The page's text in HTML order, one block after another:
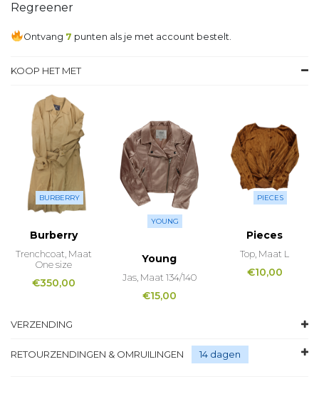
Regreener
Ontvang 7 punten als je met account bestelt.
KOOP HET MET
BURBERRY
Burberry
Trenchcoat, Maat
One size
€350,00
YOUNG
Young
Jas, Maat 134/140
€15,00
PIECES
Pieces
Top, Maat L
€10,00
VERZENDING
RETOURZENDINGEN & OMRUILINGEN 14 dagen